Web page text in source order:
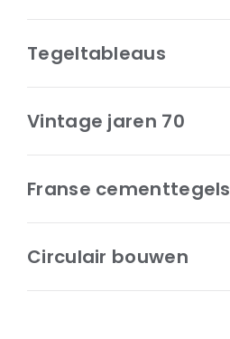
Tegeltableaus
Vintage jaren 70
Franse cementtegels
Circulair bouwen